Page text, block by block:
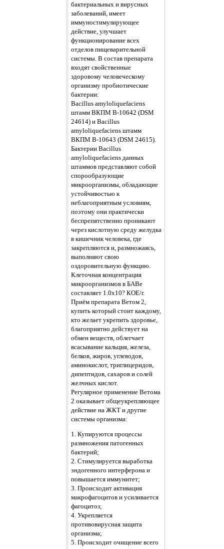
бактериальных и вирусных
заболеваний, имеет
иммуностимулирующее
действие, улучшает
функционирование всех
отделов пищеварительной
системы. В состав препарата
входят свойственные
здоровому человеческому
организму пробиотические
бактерии:
Bacillus amyloliquefaciens
штамм ВКПМ В-10642 (DSM
24614) и Bacillus
amyloliquefaciens штамм
ВКПМ В-10643 (DSM 24615).
Бактерии Bacillus
amyloliquefaciens данных
штаммов представляют собой
спорообразующие
микроорганизмы, обладающие
устойчивостью к
неблагоприятным условиям,
поэтому они практически
беспрепятственно проникают
через кислотную среду желудка
в кишечник человека, где
закрепляются и, размножаясь,
выполняют свою
оздоровительную функцию.
Клеточная концентрация
микроорганизмов в БАВе
составляет 1.0х10? КОЕ/г.
Приём препарата Ветом 2,
купить который стоит каждому,
кто желает укрепить здоровье,
благоприятно действует на
обмен веществ, облегчает
всасывание кальция, железа,
белков, жиров, углеводов,
аминокислот, триглицеридов,
дипептидов, сахаров и солей
желчных кислот.
Регулярное применение Ветома
2 оказывает общеукрепляющее
действие на ЖКТ и другие
системы организма:
1. Купируются процессы
размножения патогенных
бактерий;
2. Стимулируется выработка
эндогенного интерферона и
повышается иммунитет;
3. Происходит активация
макрофагоцитов и усиливается
фагоцитоз;
4. Укрепляется
противовирусная защита
организма;
5. Происходит очищение всего